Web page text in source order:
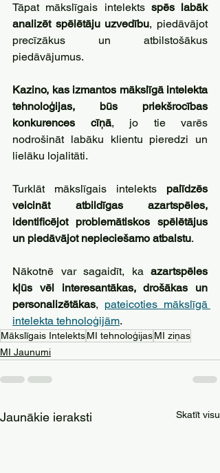
Tāpat mākslīgais intelekts spēs labāk
analizēt spēlētāju uzvedību, piedāvājot
precīzākus un atbilstošākus
piedāvājumus.
Kazino, kas izmantos mākslīgā intelekta
tehnoloģijas, būs priekšrocības
konkurences cīņā, jo tie varēs
nodrošināt labāku klientu pieredzi un
lielāku lojalitāti.
Turklāt mākslīgais intelekts palīdzēs
veicināt atbildīgas azartspēles,
identificējot problemātiskos spēlētājus
un piedāvājot nepieciešamo atbalstu.
Nākotnē var sagaidīt, ka azartspēles
kļūs vēl interesantākas, drošākas un
personalizētākas, pateicoties mākslīgā
intelekta tehnoloģijām.
Mākslīgais IntelektsMI tehnoloģijasMI ziņas
MI Jaunumi
Jaunākie ieraksti Skatīt visu